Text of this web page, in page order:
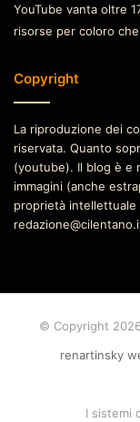
YouTube vanta oltre
risorse per coloro
Copyright
La riproduzione dei
riservata. Quanto
(youtube). Il blog è e
immagini (anche
proprietà
© Copyright
renartinsky
I sistemi